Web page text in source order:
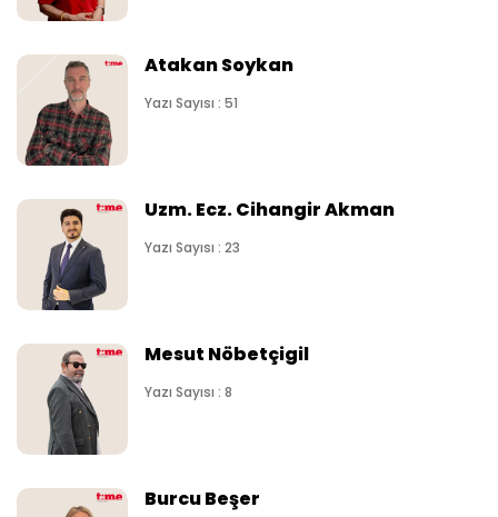
Atakan Soykan
Yazı Sayısı : 51
Uzm. Ecz. Cihangir Akman
Yazı Sayısı : 23
Mesut Nöbetçigil
Yazı Sayısı : 8
Burcu Beşer